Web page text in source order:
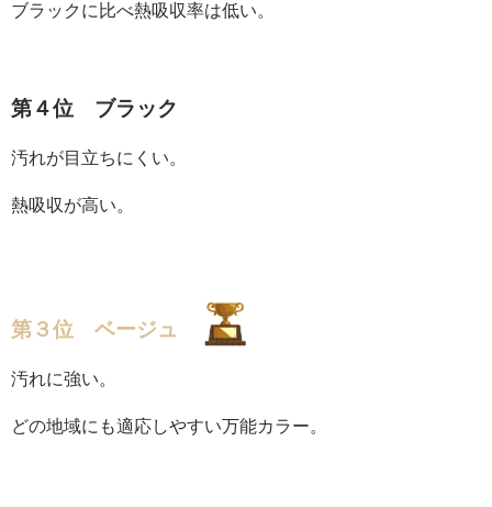
ブラックに比べ熱吸収率は低い。
第４位 ブラック
汚れが目立ちにくい。
熱吸収が高い。
第３位 ベージュ
汚れに強い。
どの地域にも適応しやすい万能カラー。